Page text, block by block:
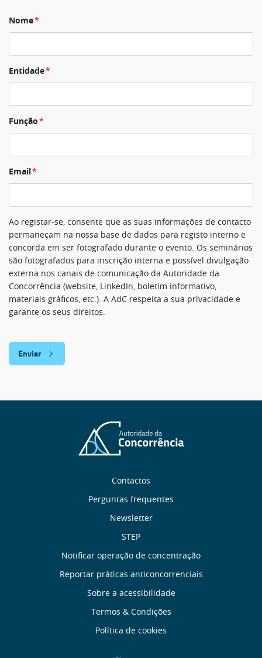
Nome
Entidade
Função
Email
Ao registar-se, consente que as suas informações de contacto
permaneçam na nossa base de dados para registo interno e
concorda em ser fotografado durante o evento. Os seminários
são fotografados para inscrição interna e possível divulgação
externa nos canais de comunicação da Autoridade da
Concorrência (website, LinkedIn, boletim informativo,
materiais gráficos, etc.). A AdC respeita a sua privacidade e
garante os seus direitos.
Contactos
Perguntas frequentes
Newsletter
STEP
Notificar operação de concentração
Reportar práticas anticoncorrenciais
Sobre a acessibilidade
Termos & Condições
Política de cookies